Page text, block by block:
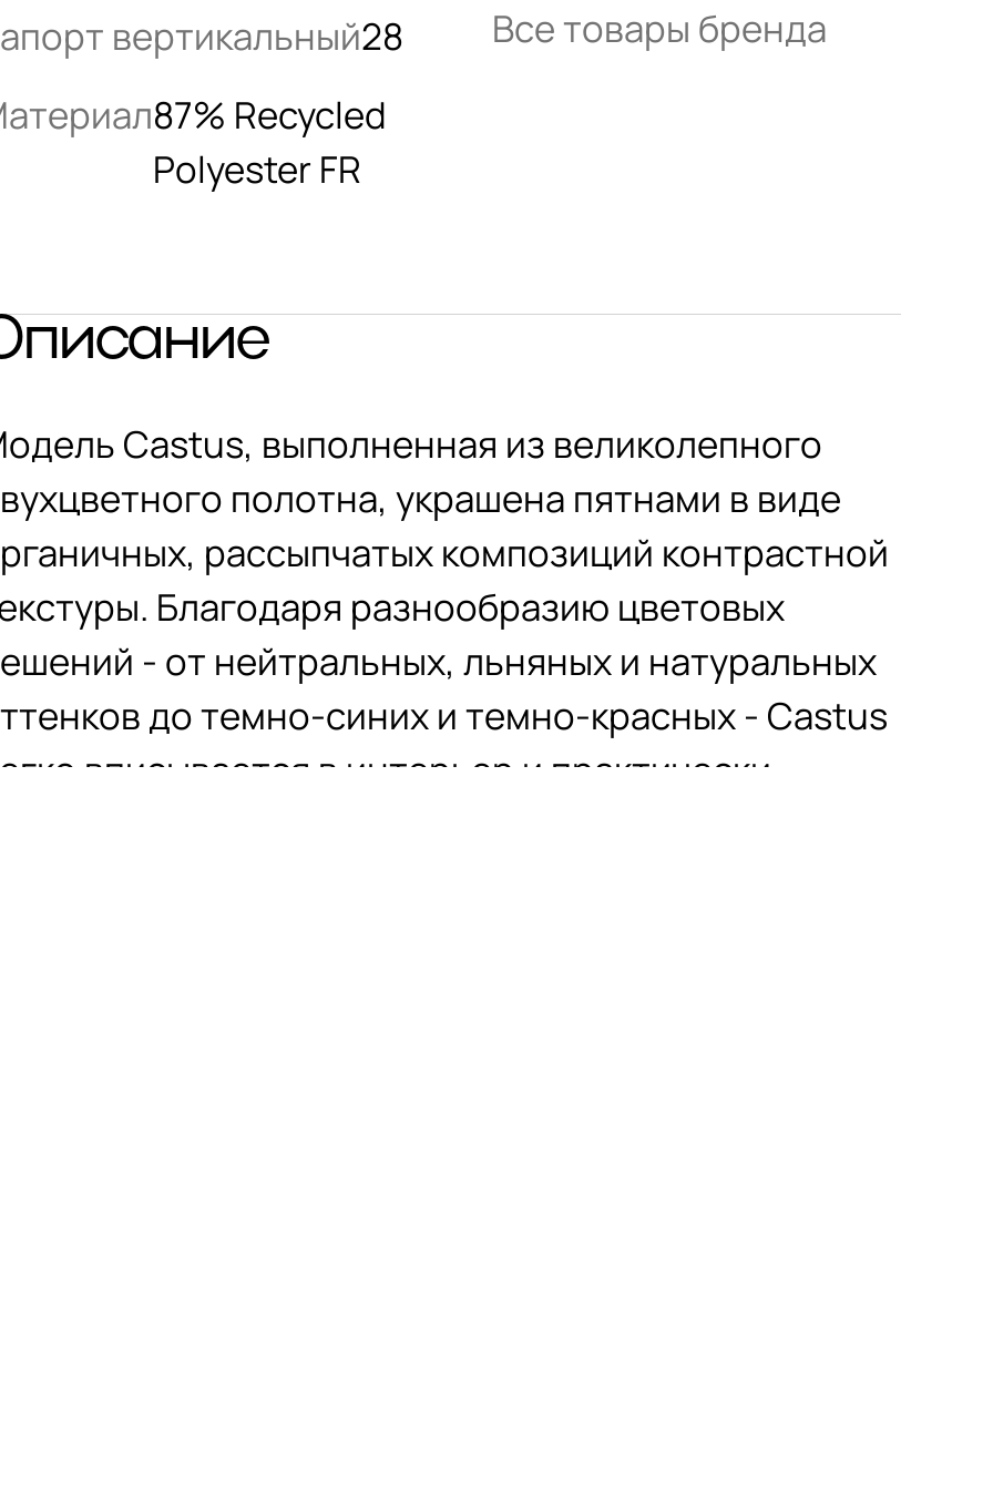
вертикальный28
87% Recycled
Polyester FR
Все товары бренда
Castus, выполненная из великолепного
полотна, украшена пятнами в виде
рассыпчатых композиций контрастной
Благодаря разнообразию цветовых
- от нейтральных, льняных и натуральных
до темно-синих и темно-красных - Castus
вписывается в интерьер и практически